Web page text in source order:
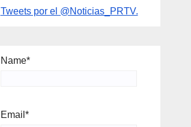
Tweets por el @Noticias_PRTV.
Name*
Email*